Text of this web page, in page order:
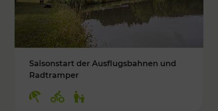
Saisonstart der Ausflugsbahnen und
Radtramper